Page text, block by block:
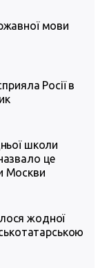
мови
Росії в
школи
це
Москви
жодної